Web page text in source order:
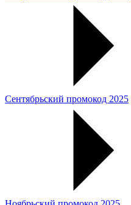
Сентябрьский промокод 2025